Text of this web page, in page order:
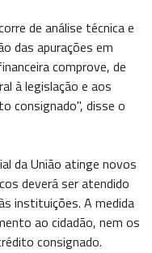
de análise técnica e
das apurações em
comprove, de
à legislação e aos
consignado", disse o
da União atinge novos
deverá ser atendido
instituições. A medida
ao cidadão, nem os
consignado.